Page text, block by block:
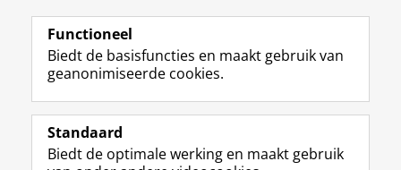
Volg de RUG
F
a
e
L
i
k
R
S
-
I
n
t
Y
o
T
Studiekiezers
Functioneel
Biedt de basisfuncties en maakt gebruik van
geanonimiseerde cookies.
Standaard
Biedt de optimale werking en maakt gebruik